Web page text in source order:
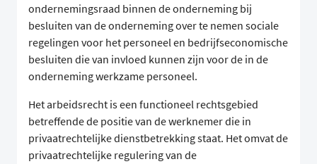
ondernemingsraad binnen de onderneming bij
besluiten van de onderneming over te nemen sociale
regelingen voor het personeel en bedrijfseconomische
besluiten die van invloed kunnen zijn voor de in de
onderneming werkzame personeel.
Het arbeidsrecht is een functioneel rechtsgebied
betreffende de positie van de werknemer die in
privaatrechtelijke dienstbetrekking staat. Het omvat de
privaatrechtelijke regulering van de